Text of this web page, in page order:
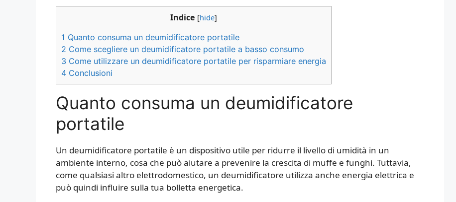
Indice [hide]
1 Quanto consuma un deumidificatore portatile
2 Come scegliere un deumidificatore portatile a basso consumo
3 Come utilizzare un deumidificatore portatile per risparmiare energia
4 Conclusioni
Quanto consuma un deumidificatore
portatile
Un deumidificatore portatile è un dispositivo utile per ridurre il livello di umidità in un
ambiente interno, cosa che può aiutare a prevenire la crescita di muffe e funghi. Tuttavia,
come qualsiasi altro elettrodomestico, un deumidificatore utilizza anche energia elettrica e
può quindi influire sulla tua bolletta energetica.